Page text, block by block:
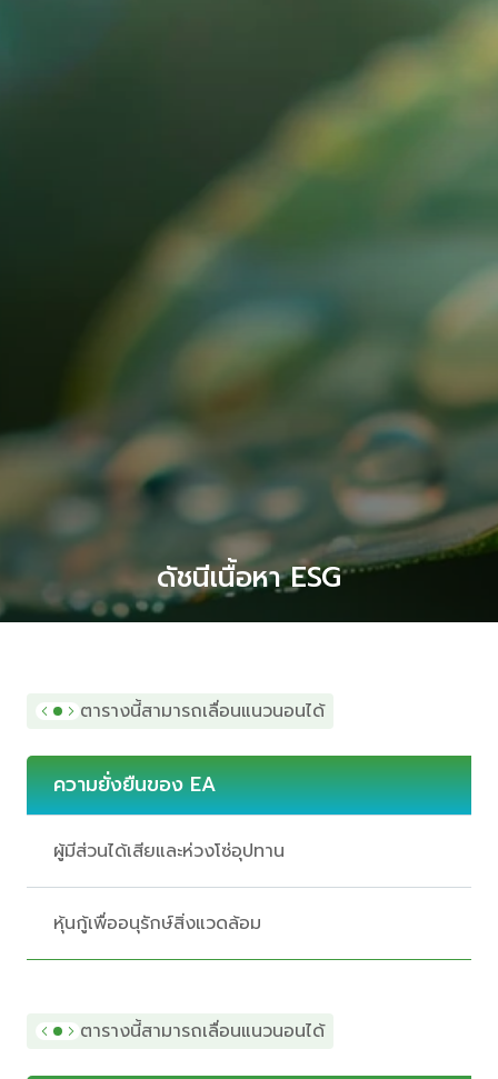
ดัชนีเนื้อหา ESG
ตารางนี้สามารถเลื่อนแนวนอนได้
ความยั่งยืนของ EA
ผู้มีส่วนได้เสียและห่วงโซ่อุปทาน
หุ้นกู้เพื่ออนุรักษ์สิ่งแวดล้อม
ตารางนี้สามารถเลื่อนแนวนอนได้